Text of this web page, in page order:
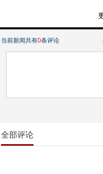
当前新闻共有0条评论
全部评论